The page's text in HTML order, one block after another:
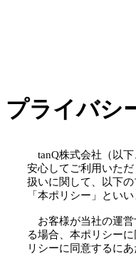
tanQ株式会社（以下
安心してご利用いた
扱いに関して、以下の
「本ポリシー」とい
お客様が当社の運営
る場合、本ポリシー
リシーに同意するに
プライバシ